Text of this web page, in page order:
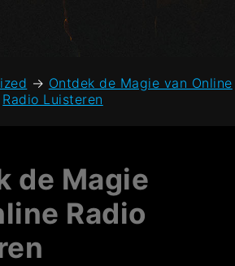
→ Ontdek de Magie van Online
Radio Luisteren
de Magie
Radio